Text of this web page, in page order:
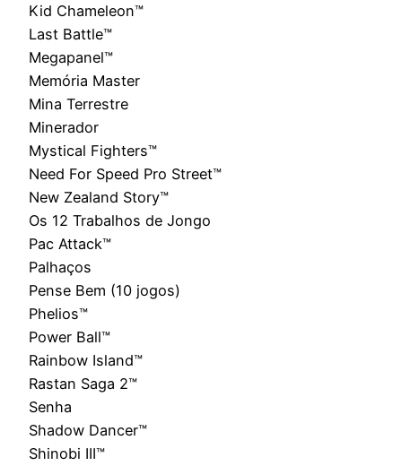
Kid Chameleon™
Last Battle™
Megapanel™
Memória Master
Mina Terrestre
Minerador
Mystical Fighters™
Need For Speed Pro Street™
New Zealand Story™
Os 12 Trabalhos de Jongo
Pac Attack™
Palhaços
Pense Bem (10 jogos)
Phelios™
Power Ball™
Rainbow Island™
Rastan Saga 2™
Senha
Shadow Dancer™
Shinobi III™